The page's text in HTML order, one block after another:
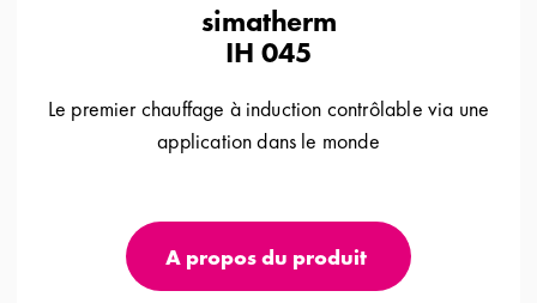
simatherm
IH 045
Le premier chauffage à induction contrôlable via une
application dans le monde
A propos du produit